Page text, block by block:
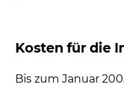
Kosten für die
Bis zum Januar